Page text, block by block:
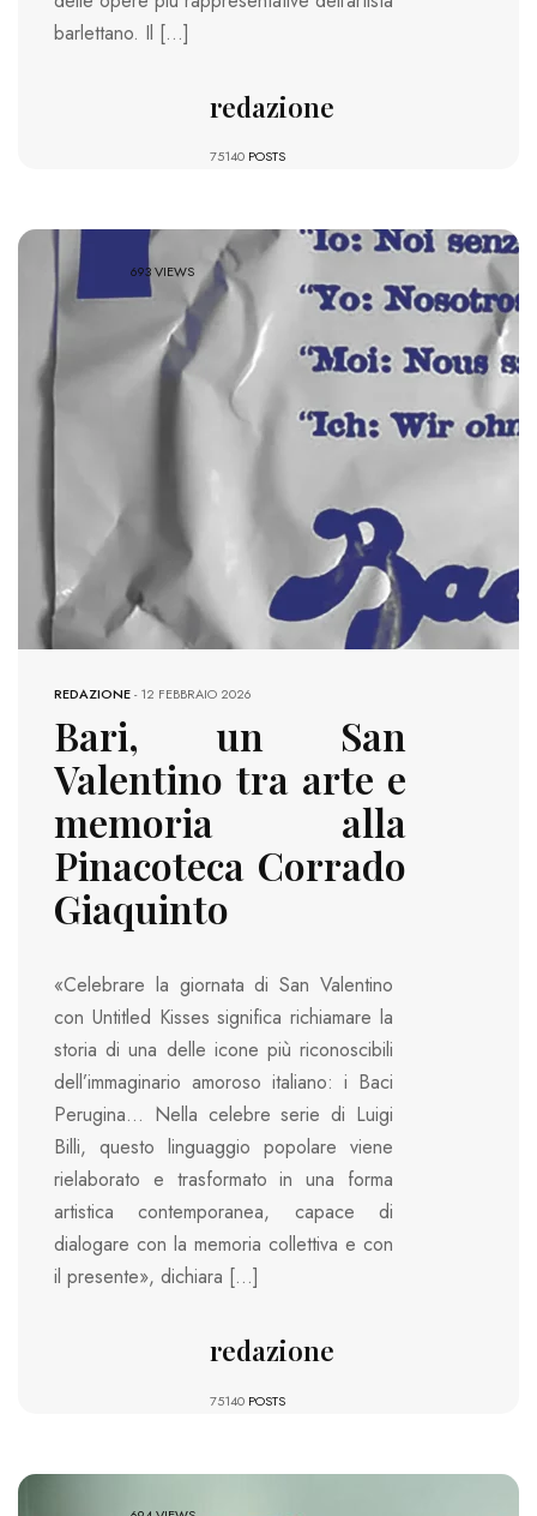
barlettano. Il […]
redazione
75140 POSTS
693 VIEWS
REDAZIONE-12 FEBBRAIO 2026
Bari, un San
Valentino tra arte e
memoria alla
Pinacoteca Corrado
Giaquinto
«Celebrare la giornata di San Valentino
con Untitled Kisses significa richiamare la
storia di una delle icone più riconoscibili
dell’immaginario amoroso italiano: i Baci
Perugina… Nella celebre serie di Luigi
Billi, questo linguaggio popolare viene
rielaborato e trasformato in una forma
artistica contemporanea, capace di
dialogare con la memoria collettiva e con
il presente», dichiara […]
redazione
75140 POSTS